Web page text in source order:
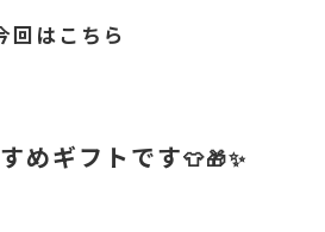
回はこちら
めギフトです👕🎁✨